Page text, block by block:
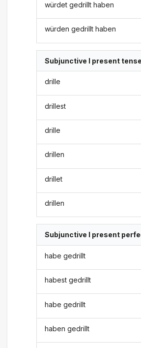
würdet gedrillt haben
würden gedrillt haben
Subjunctive I present tense
drille
drillest
drille
drillen
drillet
drillen
Subjunctive I present
habe gedrillt
habest gedrillt
habe gedrillt
haben gedrillt